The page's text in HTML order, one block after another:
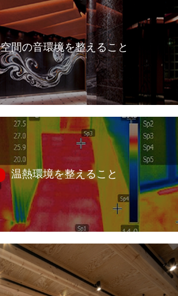
空間の音環境を整えること
温熱環境を整えること